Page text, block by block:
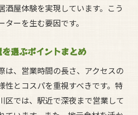
酒屋体験を実現しています。こう
ーを生む要因です。
選ぶポイントまとめ
は、営業時間の長さ、アクセスの
性とコスパを重視すべきです。特
区では、駅近で深夜まで営業して